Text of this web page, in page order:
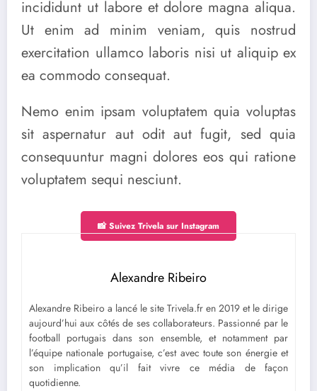
incididunt ut labore et dolore magna aliqua.
Ut enim ad minim veniam, quis nostrud
exercitation ullamco laboris nisi ut aliquip ex
ea commodo consequat.
Nemo enim ipsam voluptatem quia voluptas
sit aspernatur aut odit aut fugit, sed quia
consequuntur magni dolores eos qui ratione
voluptatem sequi nesciunt.
📸 Suivez Trivela sur Instagram
Alexandre Ribeiro
Alexandre Ribeiro a lancé le site Trivela.fr en 2019 et le dirige
aujourd’hui aux côtés de ses collaborateurs. Passionné par le
football portugais dans son ensemble, et notamment par
l’équipe nationale portugaise, c’est avec toute son énergie et
son implication qu’il fait vivre ce média de façon
quotidienne.